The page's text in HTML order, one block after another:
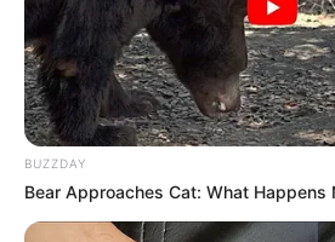
BUZZDAY
Bear Approaches Cat: What Happens